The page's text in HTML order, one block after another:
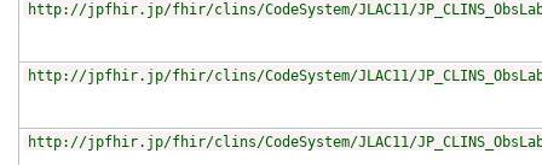
http://jpfhir.jp/fhir/clins/CodeSystem/JLAC11/
http://jpfhir.jp/fhir/clins/CodeSystem/JLAC11/
http://jpfhir.jp/fhir/clins/CodeSystem/JLAC11/